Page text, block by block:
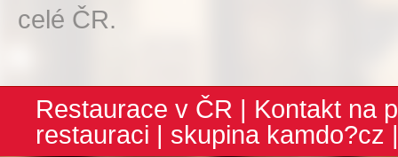
celé ČR.
Restaurace v ČR | Kontakt na
restauraci | skupina kamdo?cz |